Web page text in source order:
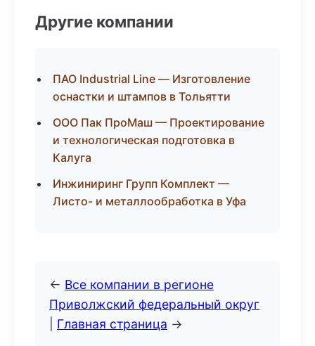
Другие компании
ПАО Industrial Line — Изготовление
оснастки и штампов в Тольятти
ООО Пак ПроМаш — Проектирование
и технологическая подготовка в
Калуга
Инжиниринг Групп Комплект —
Листо- и металлообработка в Уфа
← Все компании в регионе
Приволжский федеральный округ
Главная страница →